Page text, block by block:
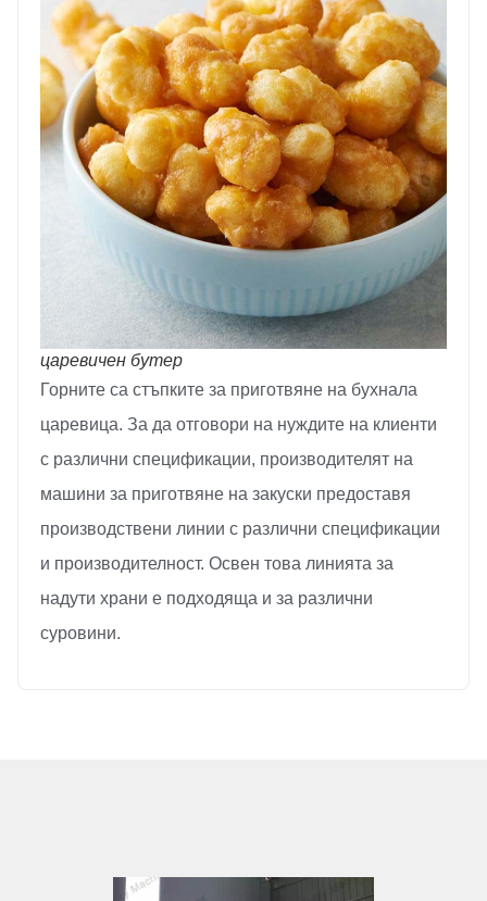
царевичен бутер
Горните са стъпките за приготвяне на бухнала
царевица. За да отговори на нуждите на клиенти
с различни спецификации, производителят на
машини за приготвяне на закуски предоставя
производствени линии с различни спецификации
и производителност. Освен това линията за
надути храни е подходяща и за различни
суровини.